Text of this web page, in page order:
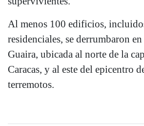
Al menos 100 edificios,
residenciales, se derrumbaron
Guaira, ubicada al norte de la
Caracas, y al este del epicentro
terremotos.